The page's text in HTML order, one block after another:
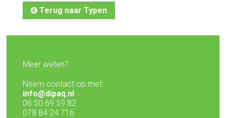
Terug naar Typen
Meer weten?
Neem contact op met:
info@dipaq.nl
06 50 69 59 82
078 84 24 716